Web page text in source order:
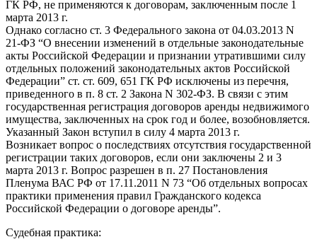
ГК РФ, не применяются к договорам, заключенным после 1
марта 2013 г.
Однако согласно ст. 3 Федерального закона от 04.03.2013 N
21-ФЗ “О внесении изменений в отдельные законодательные
акты Российской Федерации и признании утратившими силу
отдельных положений законодательных актов Российской
Федерации” ст. ст. 609, 651 ГК РФ исключены из перечня,
приведенного в п. 8 ст. 2 Закона N 302-ФЗ. В связи с этим
государственная регистрация договоров аренды недвижимого
имущества, заключенных на срок год и более, возобновляется.
Указанный Закон вступил в силу 4 марта 2013 г.
Возникает вопрос о последствиях отсутствия государственной
регистрации таких договоров, если они заключены 2 и 3
марта 2013 г. Вопрос разрешен в п. 27 Постановления
Пленума ВАС РФ от 17.11.2011 N 73 “Об отдельных вопросах
практики применения правил Гражданского кодекса
Российской Федерации о договоре аренды”.
Судебная практика: